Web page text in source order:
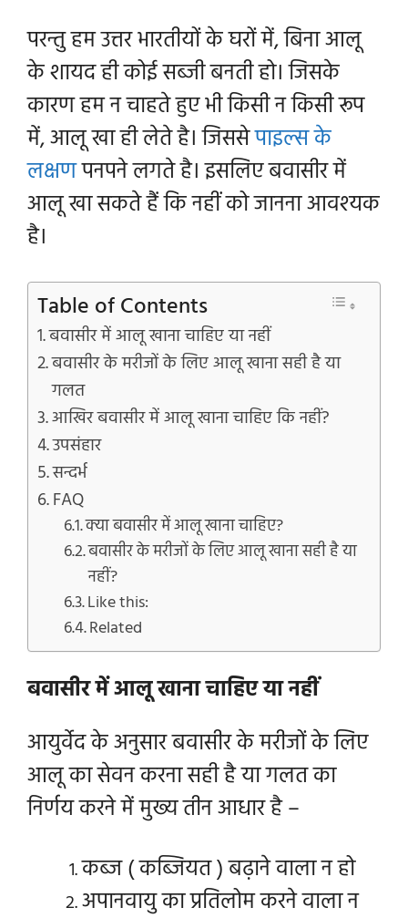
परन्तुहम उत्तर भारतीयों के घरों में, बिना आलू
के शायद ही कोई सब्जी बनती हो। जिसके
कारण हम न चाहते हुए भी किसी न किसी रूप
में, आलू खा ही लेते है। जिससेपाइल्स के
लक्षणपनपने लगते है। इसलिए बवासीर में
आलू खा सकते हैं कि नहीं को जानना आवश्यक
है।
Table of Contents
बवासीर में आलू खाना चाहिए या नहीं
बवासीर के मरीजों के लिए आलू खाना सही है या
गलत
आखिर बवासीर में आलू खाना चाहिए कि नहीं?
उपसंहार
सन्दर्भ
FAQ
क्या बवासीर में आलू खाना चाहिए?
बवासीर के मरीजों के लिए आलू खाना सही है या
नहीं?
Like this:
Related
बवासीर में आलू खाना चाहिए या नहीं
आयुर्वेद के अनुसार बवासीर के मरीजों के लिए
आलू का सेवन करना सही है या गलत का
निर्णय करने में मुख्य तीन आधार है –
कब्ज ( कब्जियत ) बढ़ाने वाला न हो
अपानवायु का प्रतिलोम करने वाला न